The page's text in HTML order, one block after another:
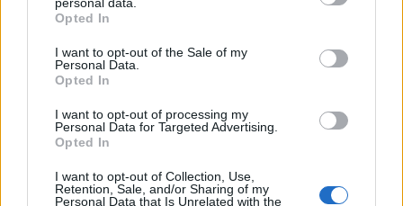
Opted In
I want to opt-out of the Sale of my
Personal Data.
Opted In
I want to opt-out of processing my
Personal Data for Targeted Advertising.
Opted In
I want to opt-out of Collection, Use,
Retention, Sale, and/or Sharing of my
Personal Data that Is Unrelated with the
2026. július 22., szerda
Nagyon fontos a mentális
felkészülés is. Ilyés Ferenc MKSZ-
elnök a fiatal kézilabdázók
szintugrásáról